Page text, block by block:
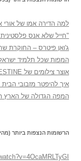
למה הדירה אמו של
"חייל שלא אנס פלסטינית
ג'ואן פיטרס – החוקרת
המפות שכל תלמיד
אוצר צילומים של PALESTINE הריקה
איך להיפטר מזבובי הבית
המפה הגדולה של הארץ
הרשומות הנצפות ביותר